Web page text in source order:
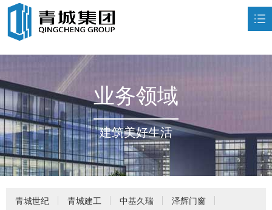
首页
荣誉资质
业务领域
新闻中心
企业文化
业务领域
建筑美好生活
青城世纪 青城建工 中基久瑞 泽辉门窗